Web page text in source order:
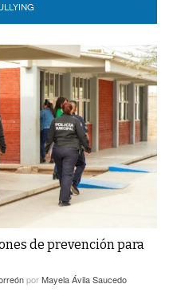
de prevención para
porMayela Ávila Saucedo